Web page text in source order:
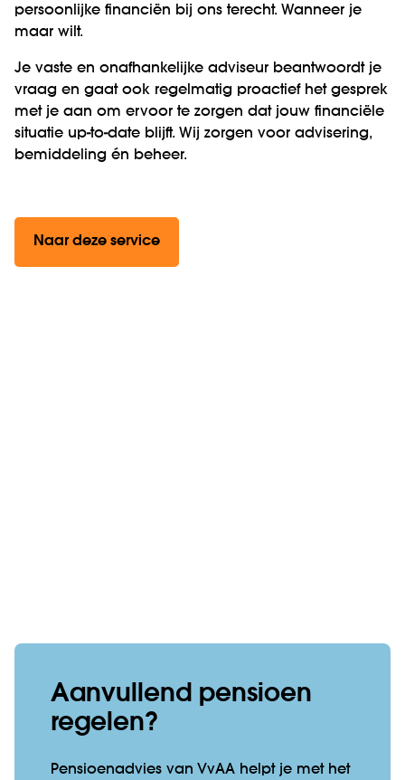
persoonlijke financiën bij ons terecht. Wanneer je
maar wilt.
Je vaste en onafhankelijke adviseur beantwoordt je
vraag en gaat ook regelmatig proactief het gesprek
met je aan om ervoor te zorgen dat jouw financiële
situatie up-to-date blijft. Wij zorgen voor advisering,
bemiddeling én beheer.
Naar deze service
Aanvullend pensioen
regelen?
Pensioenadvies van VvAA helpt je met het